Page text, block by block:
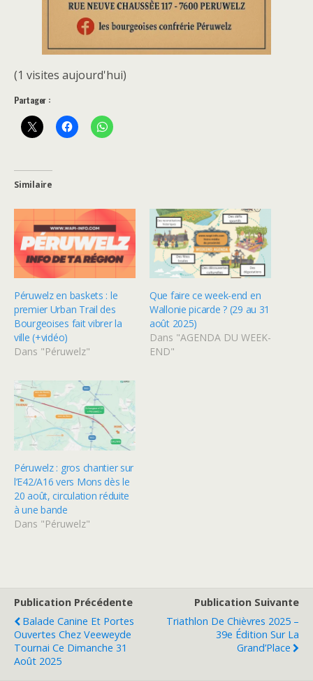
(1 visites aujourd'hui)
Partager :
Similaire
Péruwelz en baskets : le
premier Urban Trail des
Bourgeoises fait vibrer la
ville (+vidéo)
Dans "Péruwelz"
Que faire ce week-end en
Wallonie picarde ? (29 au 31
août 2025)
Dans "AGENDA DU WEEK-
END"
Péruwelz : gros chantier sur
l’E42/A16 vers Mons dès le
20 août, circulation réduite
à une bande
Dans "Péruwelz"
Publication Précédente
Balade Canine Et Portes
Ouvertes Chez Veeweyde
Tournai Ce Dimanche 31
Août 2025
Publication Suivante
Triathlon De Chièvres 2025 –
39e Édition Sur La
Grand’Place